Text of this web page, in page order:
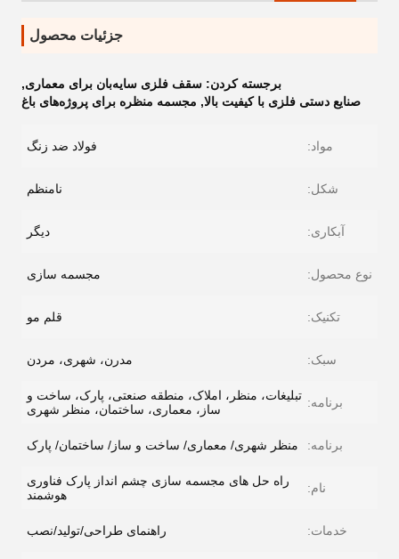
جزئیات محصول
برجسته کردن: سقف فلزی سایه‌بان برای معماری,
صنایع دستی فلزی با کیفیت بالا, مجسمه منظره برای پروژه‌های باغ
مواد: فولاد ضد زنگ
شکل: نامنظم
آبکاری: دیگر
نوع محصول: مجسمه سازی
تکنیک: قلم مو
سبک: مدرن، شهری، مردن
برنامه: تبلیغات، منظر، املاک، منطقه صنعتی، پارک، ساخت و
ساز، معماری، ساختمان، منظر شهری
برنامه: منظر شهری/ معماری/ ساخت و ساز/ ساختمان/ پارک
نام:
راه حل های مجسمه سازی چشم انداز پارک فناوری
هوشمند
خدمات: راهنمای طراحی/تولید/نصب